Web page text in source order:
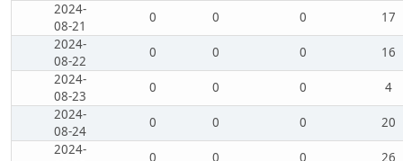
2024-
08-21
0 0 0
17
2024-
08-22
0 0 0
16
2024-
08-23
0 0 0
4
2024-
08-24
0 0 0
20
2024-
0 0 0
26